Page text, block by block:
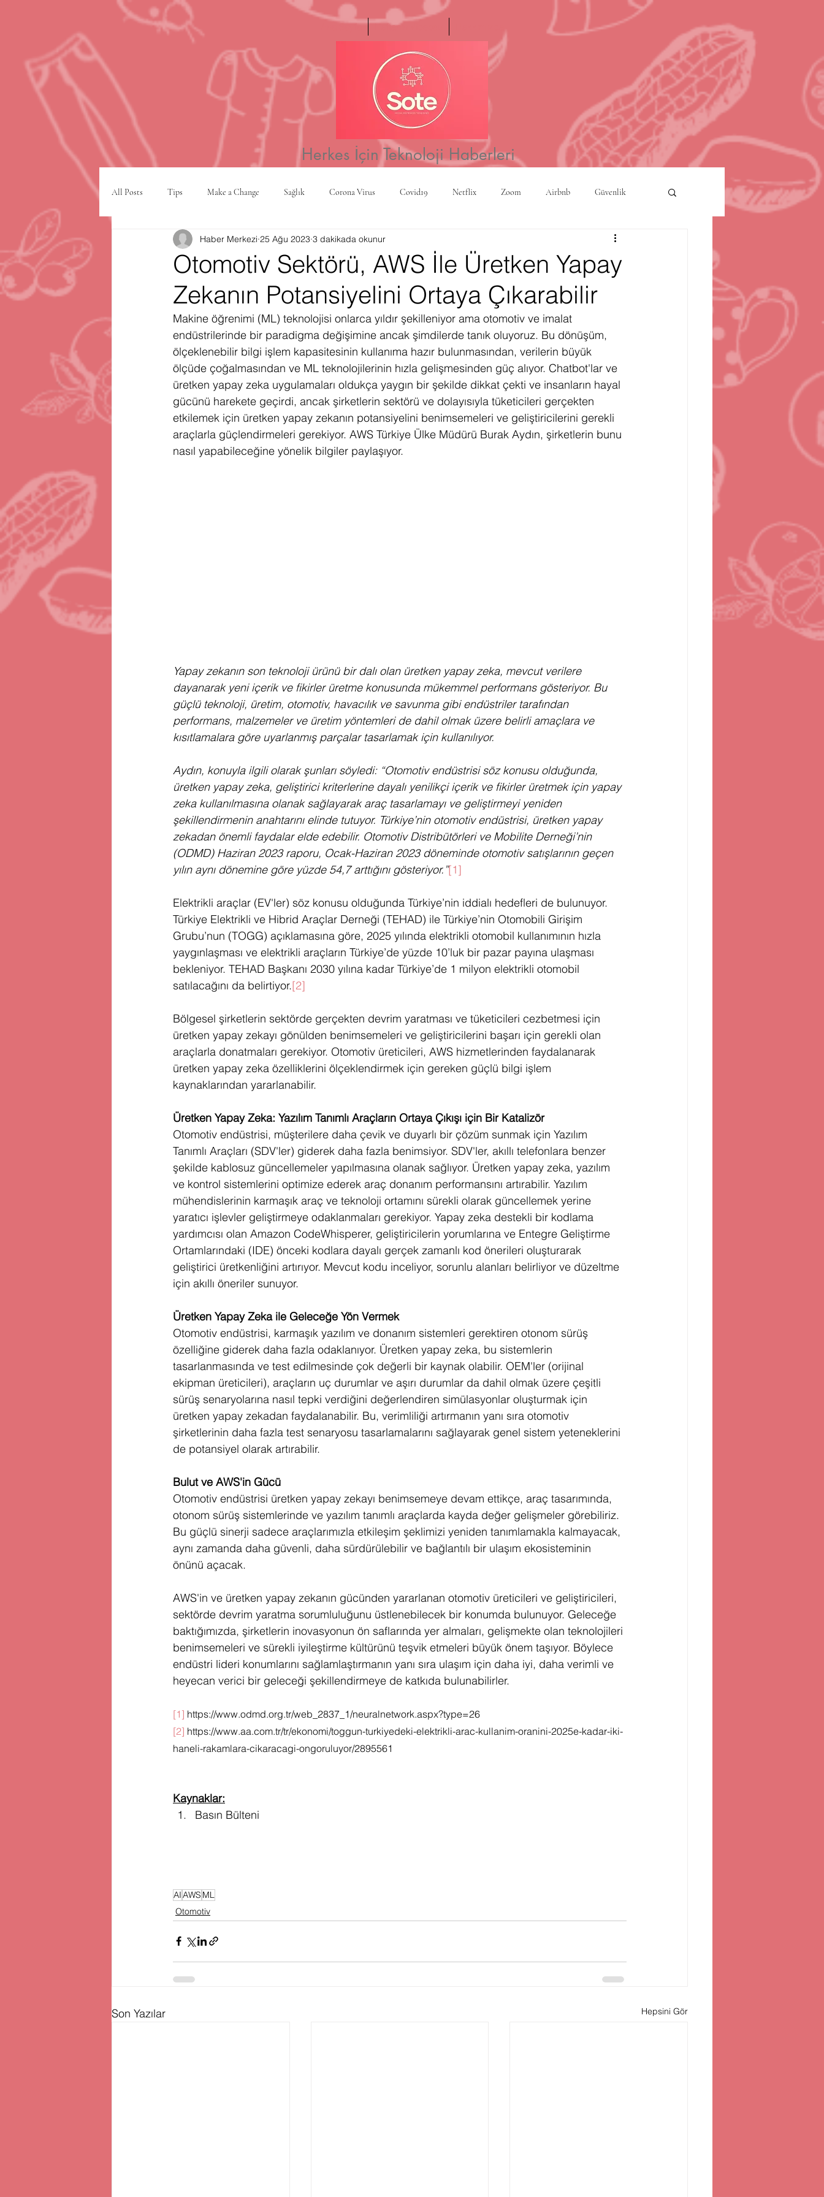
Ana Sayfa Haftanın Videosu
Herkes İçin Teknoloji Haberleri
All Posts Tips Make a Change Sağlık Corona Virus Covid19 Netflix Zoom Airbnb Güvenlik
VPN şehir planlama Yapay Zeka Kripto Para Akıllı Şehirler
Firma Satınalma Hediye Çekilişi Fintech Micro Focus Çevre Koruma Çin Bilgisayar Oyunları
Avrupa Birliği Enerji Pazar Araştırması
Otomotiv Sektörü, AWS İle Üretken Yapay
Zekanın Potansiyelini Ortaya Çıkarabilir
Haber Merkezi 25 Ağu 2023 3 dakikada okunur
Makine öğrenimi (ML) teknolojisi onlarca yıldır şekilleniyor ama otomotiv ve imalat
endüstrilerinde bir paradigma değişimine ancak şimdilerde tanık oluyoruz. Bu dönüşüm,
ölçeklenebilir bilgi işlem kapasitesinin kullanıma hazır bulunmasından, verilerin büyük
ölçüde çoğalmasından ve ML teknolojilerinin hızla gelişmesinden güç alıyor. Chatbot'lar ve
üretken yapay zeka uygulamaları oldukça yaygın bir şekilde dikkat çekti ve insanların hayal
gücünü harekete geçirdi, ancak şirketlerin sektörü ve dolayısıyla tüketicileri gerçekten
etkilemek için üretken yapay zekanın potansiyelini benimsemeleri ve geliştiricilerini gerekli
araçlarla güçlendirmeleri gerekiyor. AWS Türkiye Ülke Müdürü Burak Aydın, şirketlerin bunu
nasıl yapabileceğine yönelik bilgiler paylaşıyor.
Yapay zekanın son teknoloji ürünü bir dalı olan üretken yapay zeka, mevcut verilere
dayanarak yeni içerik ve fikirler üretme konusunda mükemmel performans gösteriyor. Bu
güçlü teknoloji, üretim, otomotiv, havacılık ve savunma gibi endüstriler tarafından
performans, malzemeler ve üretim yöntemleri de dahil olmak üzere belirli amaçlara ve
kısıtlamalara göre uyarlanmış parçalar tasarlamak için kullanılıyor.
Aydın, konuyla ilgili olarak şunları söyledi: “Otomotiv endüstrisi söz konusu olduğunda,
üretken yapay zeka, geliştirici kriterlerine dayalı yenilikçi içerik ve fikirler üretmek için yapay
zeka kullanılmasına olanak sağlayarak araç tasarlamayı ve geliştirmeyi yeniden
şekillendirmenin anahtarını elinde tutuyor. Türkiye’nin otomotiv endüstrisi, üretken yapay
zekadan önemli faydalar elde edebilir. Otomotiv Distribütörleri ve Mobilite Derneği’nin
(ODMD) Haziran 2023 raporu, Ocak-Haziran 2023 döneminde otomotiv satışlarının geçen
yılın aynı dönemine göre yüzde 54,7 arttığını gösteriyor.”[1]
Elektrikli araçlar (EV'ler) söz konusu olduğunda Türkiye’nin iddialı hedefleri de bulunuyor.
Türkiye Elektrikli ve Hibrid Araçlar Derneği (TEHAD) ile Türkiye’nin Otomobili Girişim
Grubu’nun (TOGG) açıklamasına göre, 2025 yılında elektrikli otomobil kullanımının hızla
yaygınlaşması ve elektrikli araçların Türkiye’de yüzde 10’luk bir pazar payına ulaşması
bekleniyor. TEHAD Başkanı 2030 yılına kadar Türkiye’de 1 milyon elektrikli otomobil
satılacağını da belirtiyor.[2]
Bölgesel şirketlerin sektörde gerçekten devrim yaratması ve tüketicileri cezbetmesi için
üretken yapay zekayı gönülden benimsemeleri ve geliştiricilerini başarı için gerekli olan
araçlarla donatmaları gerekiyor. Otomotiv üreticileri, AWS hizmetlerinden faydalanarak
üretken yapay zeka özelliklerini ölçeklendirmek için gereken güçlü bilgi işlem
kaynaklarından yararlanabilir.
Üretken Yapay Zeka: Yazılım Tanımlı Araçların Ortaya Çıkışı için Bir Katalizör
Otomotiv endüstrisi, müşterilere daha çevik ve duyarlı bir çözüm sunmak için Yazılım
Tanımlı Araçları (SDV'ler) giderek daha fazla benimsiyor. SDV'ler, akıllı telefonlara benzer
şekilde kablosuz güncellemeler yapılmasına olanak sağlıyor. Üretken yapay zeka, yazılım
ve kontrol sistemlerini optimize ederek araç donanım performansını artırabilir. Yazılım
mühendislerinin karmaşık araç ve teknoloji ortamını sürekli olarak güncellemek yerine
yaratıcı işlevler geliştirmeye odaklanmaları gerekiyor. Yapay zeka destekli bir kodlama
yardımcısı olan Amazon CodeWhisperer, geliştiricilerin yorumlarına ve Entegre Geliştirme
Ortamlarındaki (IDE) önceki kodlara dayalı gerçek zamanlı kod önerileri oluşturarak
geliştirici üretkenliğini artırıyor. Mevcut kodu inceliyor, sorunlu alanları belirliyor ve düzeltme
için akıllı öneriler sunuyor.
Üretken Yapay Zeka ile Geleceğe Yön Vermek
Otomotiv endüstrisi, karmaşık yazılım ve donanım sistemleri gerektiren otonom sürüş
özelliğine giderek daha fazla odaklanıyor. Üretken yapay zeka, bu sistemlerin
tasarlanmasında ve test edilmesinde çok değerli bir kaynak olabilir. OEM'ler (orijinal
ekipman üreticileri), araçların uç durumlar ve aşırı durumlar da dahil olmak üzere çeşitli
sürüş senaryolarına nasıl tepki verdiğini değerlendiren simülasyonlar oluşturmak için
üretken yapay zekadan faydalanabilir. Bu, verimliliği artırmanın yanı sıra otomotiv
şirketlerinin daha fazla test senaryosu tasarlamalarını sağlayarak genel sistem yeteneklerini
de potansiyel olarak artırabilir.
Bulut ve AWS'in Gücü
Otomotiv endüstrisi üretken yapay zekayı benimsemeye devam ettikçe, araç tasarımında,
otonom sürüş sistemlerinde ve yazılım tanımlı araçlarda kayda değer gelişmeler görebiliriz.
Bu güçlü sinerji sadece araçlarımızla etkileşim şeklimizi yeniden tanımlamakla kalmayacak,
aynı zamanda daha güvenli, daha sürdürülebilir ve bağlantılı bir ulaşım ekosisteminin
önünü açacak.
AWS'in ve üretken yapay zekanın gücünden yararlanan otomotiv üreticileri ve geliştiricileri,
sektörde devrim yaratma sorumluluğunu üstlenebilecek bir konumda bulunuyor. Geleceğe
baktığımızda, şirketlerin inovasyonun ön saflarında yer almaları, gelişmekte olan teknolojileri
benimsemeleri ve sürekli iyileştirme kültürünü teşvik etmeleri büyük önem taşıyor. Böylece
endüstri lideri konumlarını sağlamlaştırmanın yanı sıra ulaşım için daha iyi, daha verimli ve
heyecan verici bir geleceği şekillendirmeye de katkıda bulunabilirler.
[1] https://www.odmd.org.tr/web_2837_1/neuralnetwork.aspx?type=26
[2] https://www.aa.com.tr/tr/ekonomi/toggun-turkiyedeki-elektrikli-arac-kullanim-oranini-2025e-kadar-iki-
haneli-rakamlara-cikaracagi-ongoruluyor/2895561
Kaynaklar:
Basın Bülteni
AIAWS ML
Otomotiv
Son Yazılar Hepsini Gör